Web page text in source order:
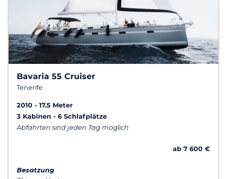
Bavaria 55 Cruiser
Tenerife
2010
17.5 Meter
3 Kabinen
6 Schlafplätze
Abfahrten sind jeden Tag möglich
ab 7 600 €
Besatzung